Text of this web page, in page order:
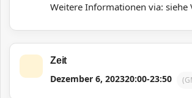
Weitere Informationen via: siehe
Zeit
Dezember 6, 202320:00-23:50